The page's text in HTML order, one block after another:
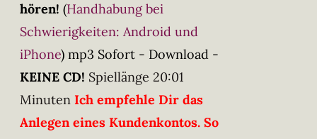
hören! (Handhabung bei
Schwierigkeiten: Android und
iPhone) mp3 Sofort - Download -
KEINE CD! Spiellänge 20:01
Minuten Ich empfehle Dir das
Anlegen eines Kundenkontos. So